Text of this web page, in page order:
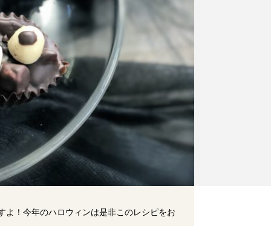
！今年のハロウィンは是非このレシピをお